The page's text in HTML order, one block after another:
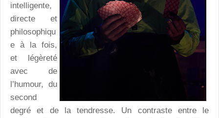
intelligente,
directe et
philosophiqu
e à la fois,
et légèreté
avec de
l’humour, du
second
degré et de la tendresse. Un contraste entre le